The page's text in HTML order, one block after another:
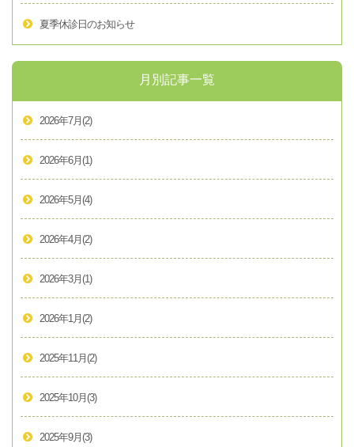
夏季休診日のお知らせ
月別記事一覧
2026年7月 (2)
2026年6月 (1)
2026年5月 (4)
2026年4月 (2)
2026年3月 (1)
2026年1月 (2)
2025年11月 (2)
2025年10月 (3)
2025年9月 (3)